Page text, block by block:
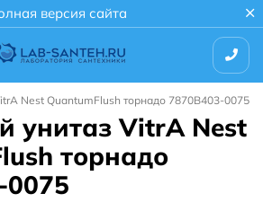
версия сайта
Nest QuantumFlush торнадо 7870B403-0075
унитаз VitrA Nest
торнадо
0075